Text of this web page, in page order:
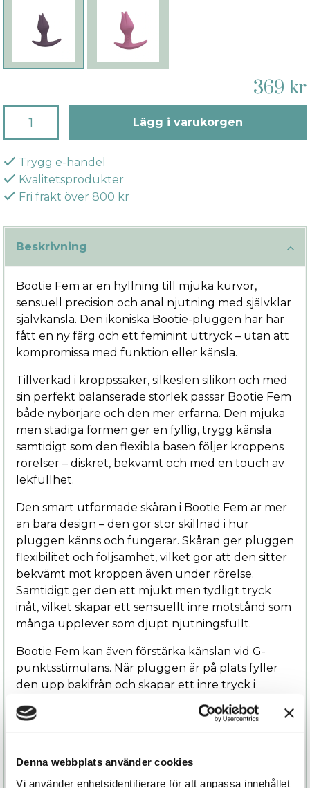
Denna webbplats använder cookies
Vi använder enhetsidentifierare för att anpassa innehållet
369 kr
Lägg i varukorgen
Trygg e-handel
Kvalitetsprodukter
Fri frakt över 800 kr
Beskrivning
Bootie Fem är en hyllning till mjuka kurvor,
sensuell precision och anal njutning med självklar
självkänsla. Den ikoniska Bootie-pluggen har här
fått en ny färg och ett feminint uttryck – utan att
kompromissa med funktion eller känsla.
Tillverkad i kroppssäker, silkeslen silikon och med
sin perfekt balanserade storlek passar Bootie Fem
både nybörjare och den mer erfarna. Den mjuka
men stadiga formen ger en fyllig, trygg känsla
samtidigt som den flexibla basen följer kroppens
rörelser – diskret, bekvämt och med en touch av
lekfullhet.
Den smart utformade skåran i Bootie Fem är mer
än bara design – den gör stor skillnad i hur
pluggen känns och fungerar. Skåran ger pluggen
flexibilitet och följsamhet, vilket gör att den sitter
bekvämt mot kroppen även under rörelse.
Samtidigt ger den ett mjukt men tydligt tryck
inåt, vilket skapar ett sensuellt inre motstånd som
många upplever som djupt njutningsfullt.
Bootie Fem kan även förstärka känslan vid G-
punktsstimulans. När pluggen är på plats fyller
den upp bakifrån och skapar ett inre tryck i
bäckenet, vilket gör att G-punkten kan kännas
mer framträdande och lättare att stimulera –
både vid omslutande samlag och med
Det här är ett subtilt men kraftfullt sätt att